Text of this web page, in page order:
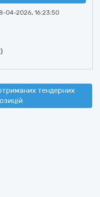
04-2026, 16:23:50
тендерних